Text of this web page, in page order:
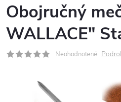
Obojručný
WALLACE"
Neohodnotené